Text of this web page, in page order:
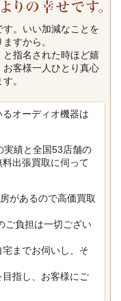
。いい加減なことを
すから。
指名された時ほど嬉
お客様一人ひとり真心
。
オーディオ機器は
実績と全国53店舗の
出張買取に伺って
があるので高価買取
ご負担は一切ござい
までお伺いし、そ
指し、お客様にご